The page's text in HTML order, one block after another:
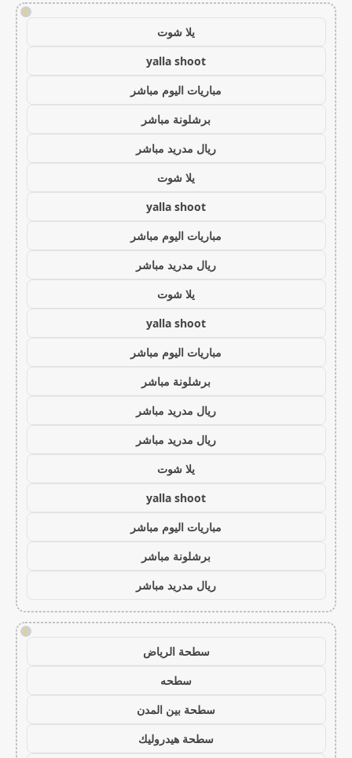
!
يلا شوت
yalla shoot
مباريات اليوم مباشر
برشلونة مباشر
ريال مدريد مباشر
يلا شوت
yalla shoot
مباريات اليوم مباشر
ريال مدريد مباشر
يلا شوت
yalla shoot
مباريات اليوم مباشر
برشلونة مباشر
ريال مدريد مباشر
ريال مدريد مباشر
يلا شوت
yalla shoot
مباريات اليوم مباشر
برشلونة مباشر
ريال مدريد مباشر
!
سطحة الرياض
سطحه
سطحة بين المدن
سطحة هيدروليك